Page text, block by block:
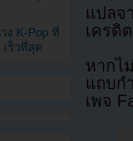
แปล
เครดิ
หากไ
แถบก
เพจ
ง K-Pop ที่
ร็วที่สุด